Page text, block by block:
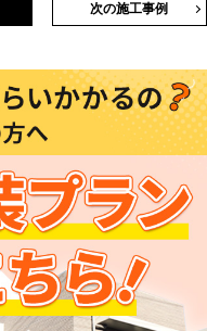
次の施工事例